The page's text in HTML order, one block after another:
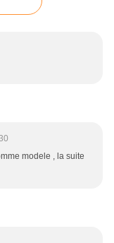
modele , la suite